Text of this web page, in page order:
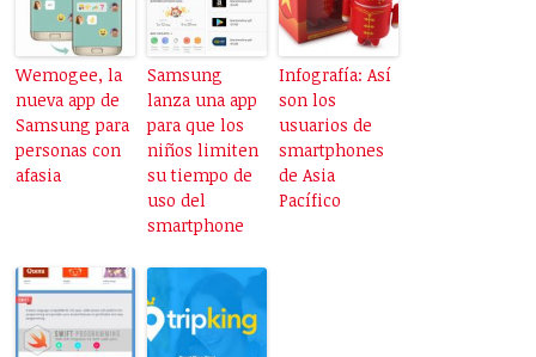
Wemogee, la
nueva app de
Samsung para
personas con
afasia
Samsung
lanza una app
para que los
niños limiten
su tiempo de
uso del
smartphone
Infografía: Así
son los
usuarios de
smartphones
de Asia
Pacífico